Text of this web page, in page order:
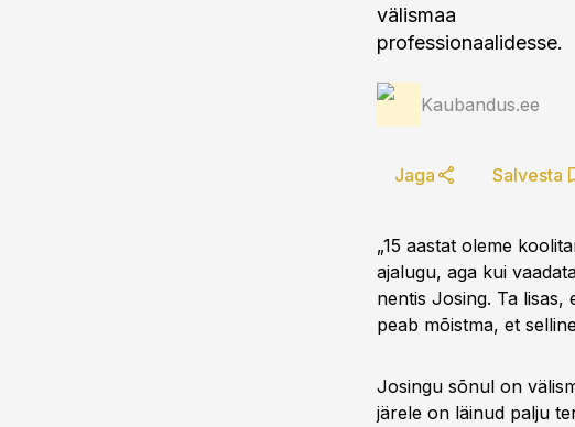
välismaa
professionaalidesse.
Kaubandus.ee
Jaga Salvesta
„15 aastat oleme
ajalugu, aga kui
nentis Josing. Ta lisas,
peab mõistma, et
Josingu sõnul on
järele on läinud palju